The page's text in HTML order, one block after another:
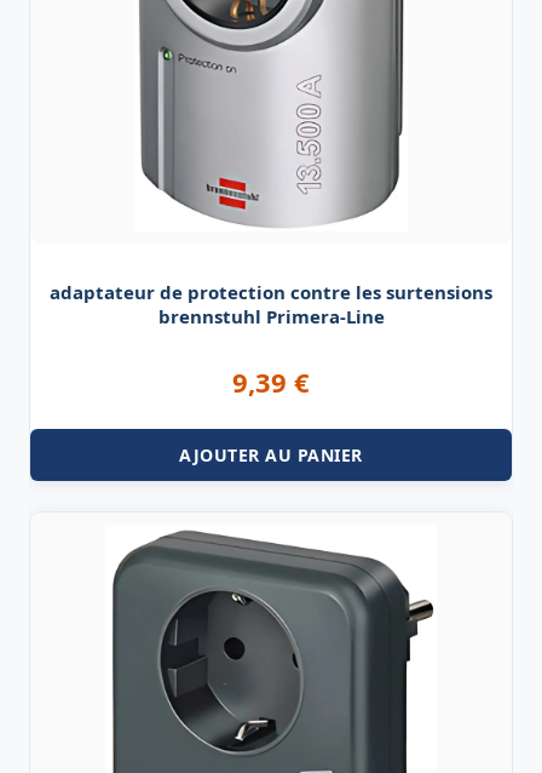
adaptateur de protection contre les surtensions
brennstuhl Primera-Line
9,39 €
AJOUTER AU PANIER